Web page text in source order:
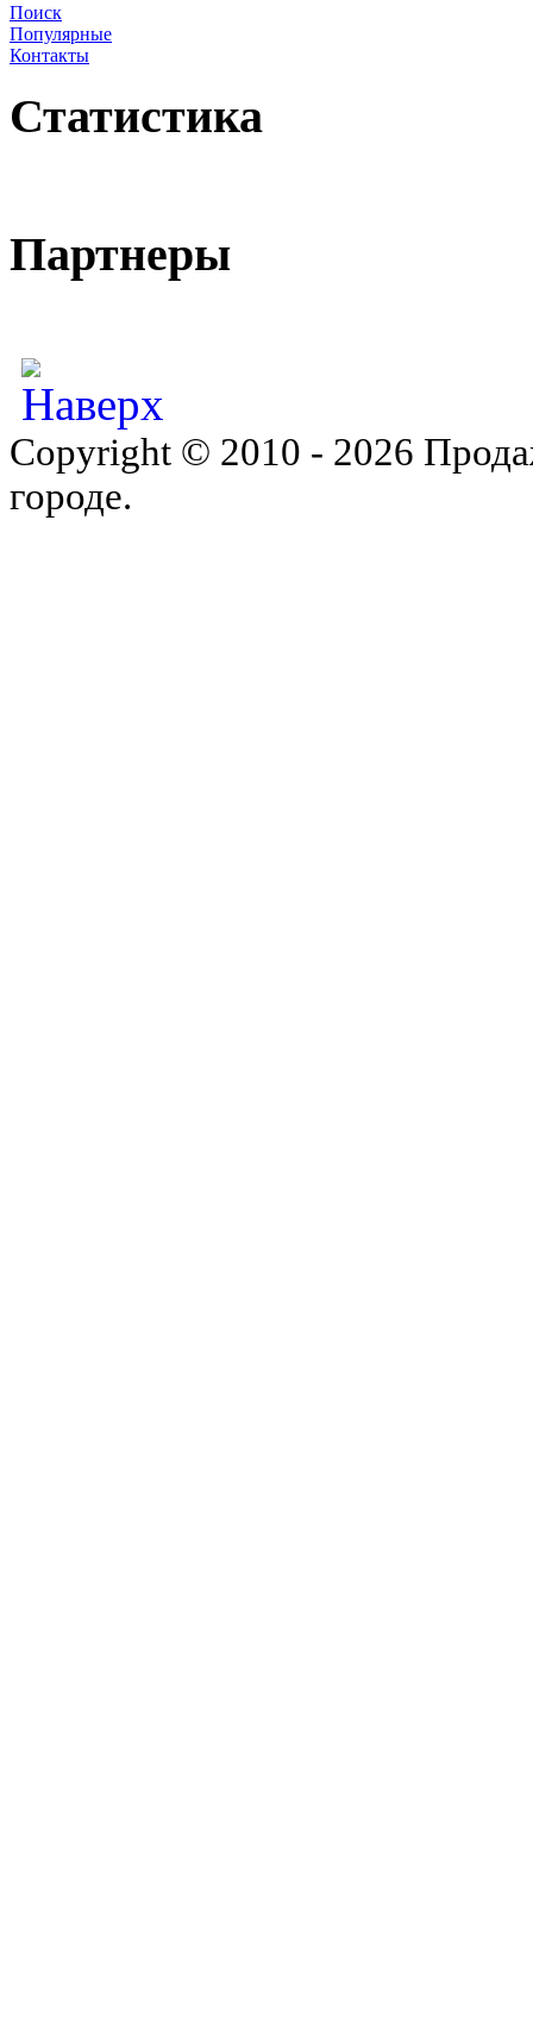
Поиск
Популярные
Контакты
Статистика
Партнеры
Copyright © 2010 - 2026
городе.